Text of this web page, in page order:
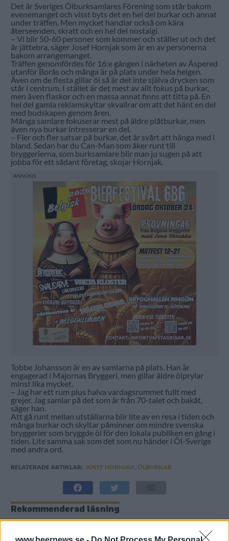
Det är Sveriges Ölburksamlares Förening som står bakom
evenemanget och visst byts det en hel del burkar och annat
under träffen. Men mycket handlar också om kära
återseenden, skratt och en hel del nostalgi.
– Vi blir 50-60 personer som kommer och ställer ut och det
är jättebra, säger Josef Hornjak som är en av personerna
bakom arrangemanget.
Träffen genomfördes för 16:e gången i närheten av Äspered
utanför Borås och många är på plats under hela helgen.
Även om de flesta gillar öl så är det inte själva drycken som
står i centrum. I stället är det mest av allt fokus på burkar,
men även flaskor och en massa annat finns att titta på. En
hel del gamla reklamskyltar skvallrar om att det hänt en del
med budskapen genom åren.
Många samlare fokuserar mest på äldre plåtburkar, men
även nya burkar intresserar en del.
– Fler och fler satsar på burkar, det är svårt att hänga med i
bland. Sedan har du Can-Man som åker runt till
bryggerierna, som burksamlare blir man ju sugen på att
jobba för ett sådant företag, skojar Hornjak.
Tobbe Johansson är en av samlarna på plats. Han är
engagerad i Majornas Bryggeri, men gillar äldre ölprylar
minst lika mycket.
– Jag har ett rum plus halva vardagsrummet fullt med
grejer. Jag samlar på det som är från 70-talet och bakåt,
säger han.
Att gå runt mellan utställarna blir lite av en resa i tiden och
många burkar och skyltar påminner om mindre svenska
bryggerier som bryggde öl för den lokala publiken en gång i
tiden. Lite samma sak som det som nu händer i Öl-Sverige
med andra ord.
RELATERADE ARTIKLAR: JOSEF HORNJAK ÖLBURKAR
Rekommenderad läsning